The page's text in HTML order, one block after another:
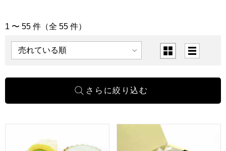
「和菓子」の商品一覧
1 〜 55 件（全 55 件）
表示順 表示切替
京都宇治 茶游堂 濃茶ロールケーキ＆抹茶チーズケーキ4個
京都宇治 茶游堂 抹茶フィナ